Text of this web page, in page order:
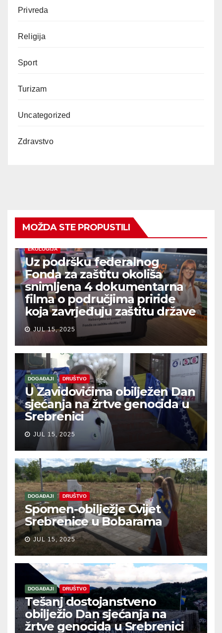
Privreda
Religija
Sport
Turizam
Uncategorized
Zdravstvo
MOŽDA STE PROPUSTILI
EKOLOGIJA
Uz podršku federalnog
Fonda za zaštitu okoliša
snimljena 4 dokumentarna
filma o područjima priride
koja zavrjeđuju zaštitu države
JUL 15, 2025
DOGAĐAJI DRUŠTVO
U Zavidovićima obilježen Dan
sjećanja na žrtve genocida u
Srebrenici
JUL 15, 2025
DOGAĐAJI DRUŠTVO
Spomen-obilježje Cvijet
Srebrenice u Bobarama
JUL 15, 2025
DOGAĐAJI DRUŠTVO
Tešanj dostojanstveno
obilježio Dan sjećanja na
žrtve genocida u Srebrenici